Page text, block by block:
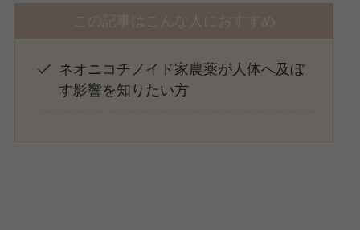
この記事はこんな人におすすめ
ネオニコチノイド家農薬が人体へ及ぼ
す影響を知りたい方